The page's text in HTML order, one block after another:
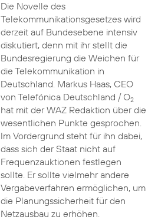
Die Novelle des
Telekommunikationsgesetzes wird
derzeit auf Bundesebene intensiv
diskutiert, denn mit ihr stellt die
Bundesregierung die Weichen für
die Telekommunikation in
Deutschland. Markus Haas, CEO
von Telefónica Deutschland / O2
hat mit der WAZ Redaktion über die
wesentlichen Punkte gesprochen.
Im Vordergrund steht für ihn dabei,
dass sich der Staat nicht auf
Frequenzauktionen festlegen
sollte. Er sollte vielmehr andere
Vergabeverfahren ermöglichen, um
die Planungssicherheit für den
Netzausbau zu erhöhen.